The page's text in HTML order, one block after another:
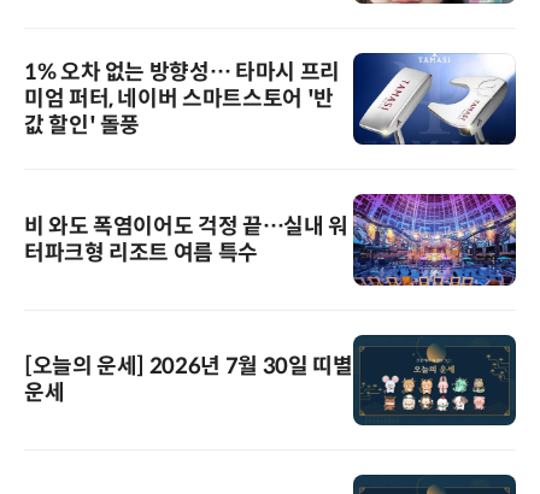
1% 오차 없는 방향성… 타마시 프리
미엄 퍼터, 네이버 스마트스토어 '반
값 할인' 돌풍
비 와도 폭염이어도 걱정 끝…실내 워
터파크형 리조트 여름 특수
[오늘의 운세] 2026년 7월 30일 띠별
운세